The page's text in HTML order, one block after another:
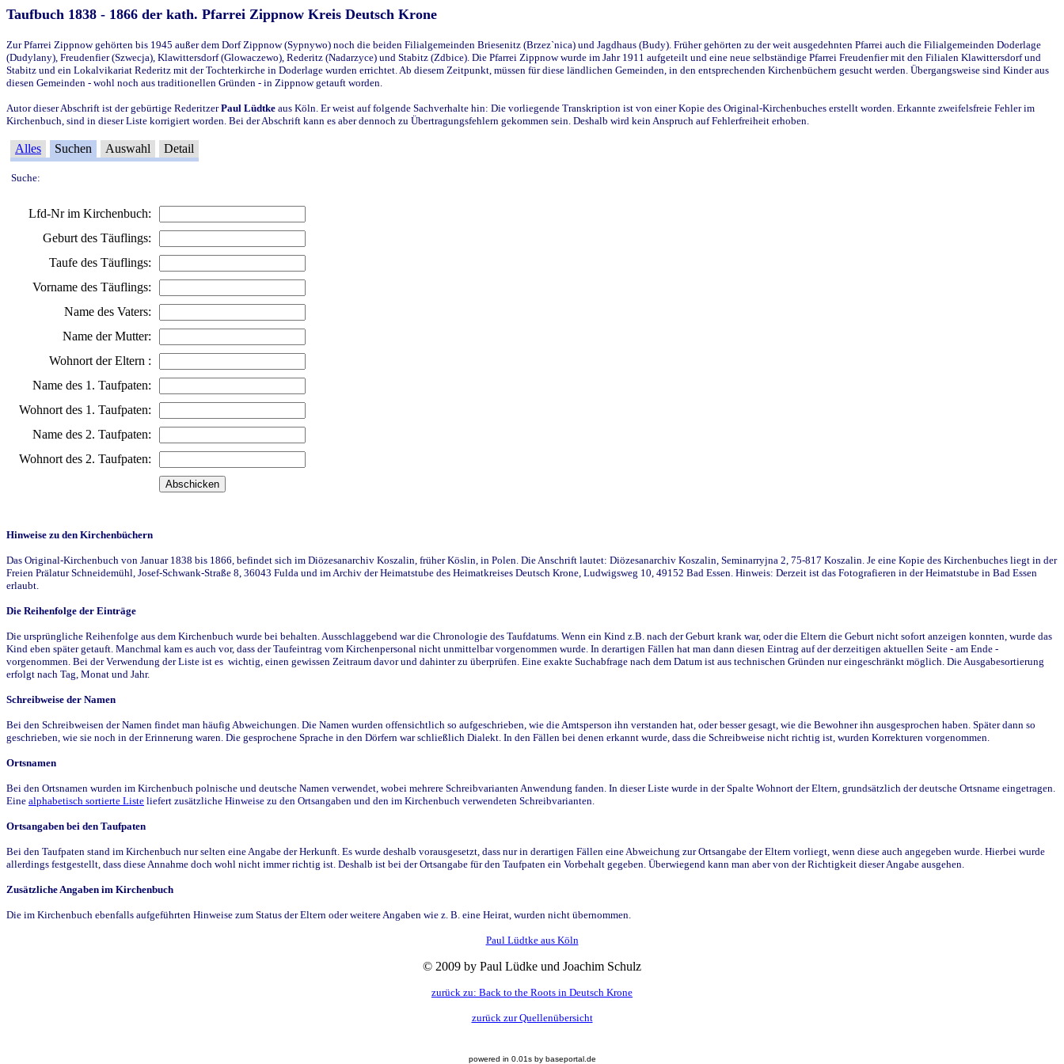
Taufbuch 1838 - 1866 der kath. Pfarrei Zippnow Kreis Deutsch Krone
Zur Pfarrei Zippnow gehörten bis 1945 außer dem Dorf Zippnow (Sypnywo) noch die beiden Filialgemeinden Briesenitz (Brzez`nica) und Jagdhaus (Budy). Früher gehörten zu der weit ausgedehnten Pfarrei auch die Filialgemeinden Doderlage
(Dudylany), Freudenfier (Szwecja), Klawittersdorf (Glowaczewo), Rederitz (Nadarzyce) und Stabitz (Zdbice). Die Pfarrei Zippnow wurde im Jahr 1911 aufgeteilt und eine neue selbständige Pfarrei Freudenfier mit den Filialen Klawittersdorf und
Stabitz und ein Lokalvikariat Rederitz mit der Tochterkirche in Doderlage wurden errichtet. Ab diesem Zeitpunkt, müssen für diese ländlichen Gemeinden, in den entsprechenden Kirchenbüchern gesucht werden. Übergangsweise sind Kinder aus
diesen Gemeinden - wohl noch aus traditionellen Gründen - in Zippnow getauft worden.
Autor dieser Abschrift ist der gebürtige RederitzerPaul Lüdtke aus Köln. Er weist auf folgende Sachverhalte hin: Die vorliegende Transkription ist von einer Kopie des Original-Kirchenbuches erstellt worden. Erkannte zweifelsfreie Fehler im
Kirchenbuch, sind in dieser Liste korrigiert worden. Bei der Abschrift kann es aber dennoch zu Übertragungsfehlern gekommen sein. Deshalb wird kein Anspruch auf Fehlerfreiheit erhoben.
Alles Suchen Auswahl Detail
Suche:
Lfd-Nr im Kirchenbuch:
Geburt des Täuflings:
Taufe des Täuflings:
Vorname des Täuflings:
Name des Vaters:
Name der Mutter:
Wohnort der Eltern :
Name des 1. Taufpaten:
Wohnort des 1. Taufpaten:
Name des 2. Taufpaten:
Wohnort des 2. Taufpaten:
Hinweise zu den Kirchenbüchern
Das Original-Kirchenbuch von Januar 1838 bis 1866, befindet sich im Diözesanarchiv Koszalin, früher Köslin, in Polen. Die Anschrift lautet: Diözesanarchiv Koszalin, Seminarryjna 2, 75-817 Koszalin. Je eine Kopie des Kirchenbuches liegt in der
Freien Prälatur Schneidemühl, Josef-Schwank-Straße 8, 36043 Fulda und im Archiv der Heimatstube des Heimatkreises Deutsch Krone, Ludwigsweg 10, 49152 Bad Essen. Hinweis: Derzeit ist das Fotografieren in der Heimatstube in Bad Essen
erlaubt.
Die Reihenfolge der Einträge
Die ursprüngliche Reihenfolge aus dem Kirchenbuch wurde bei behalten. Ausschlaggebend war die Chronologie des Taufdatums. Wenn ein Kind z.B. nach der Geburt krank war, oder die Eltern die Geburt nicht sofort anzeigen konnten, wurde das
Kind eben später getauft. Manchmal kam es auch vor, dass der Taufeintrag vom Kirchenpersonal nicht unmittelbar vorgenommen wurde. In derartigen Fällen hat man dann diesen Eintrag auf der derzeitigen aktuellen Seite - am Ende -
vorgenommen. Bei der Verwendung der Liste ist es wichtig, einen gewissen Zeitraum davor und dahinter zu überprüfen. Eine exakte Suchabfrage nach dem Datum ist aus technischen Gründen nur eingeschränkt möglich. Die Ausgabesortierung
erfolgt nach Tag, Monat und Jahr.
Schreibweise der Namen
Bei den Schreibweisen der Namen findet man häufig Abweichungen. Die Namen wurden offensichtlich so aufgeschrieben, wie die Amtsperson ihn verstanden hat, oder besser gesagt, wie die Bewohner ihn ausgesprochen haben. Später dann so
geschrieben, wie sie noch in der Erinnerung waren. Die gesprochene Sprache in den Dörfern war schließlich Dialekt. In den Fällen bei denen erkannt wurde, dass die Schreibweise nicht richtig ist, wurden Korrekturen vorgenommen.
Ortsnamen
Bei den Ortsnamen wurden im Kirchenbuch polnische und deutsche Namen verwendet, wobei mehrere Schreibvarianten Anwendung fanden. In dieser Liste wurde in der Spalte Wohnort der Eltern, grundsätzlich der deutsche Ortsname eingetragen.
Eine alphabetisch sortierte Liste liefert zusätzliche Hinweise zu den Ortsangaben und den im Kirchenbuch verwendeten Schreibvarianten.
Ortsangaben bei den Taufpaten
Bei den Taufpaten stand im Kirchenbuch nur selten eine Angabe der Herkunft. Es wurde deshalb vorausgesetzt, dass nur in derartigen Fällen eine Abweichung zur Ortsangabe der Eltern vorliegt, wenn diese auch angegeben wurde. Hierbei wurde
allerdings festgestellt, dass diese Annahme doch wohl nicht immer richtig ist. Deshalb ist bei der Ortsangabe für den Taufpaten ein Vorbehalt gegeben. Überwiegend kann man aber von der Richtigkeit dieser Angabe ausgehen.
Zusätzliche Angaben im Kirchenbuch
Die im Kirchenbuch ebenfalls aufgeführten Hinweise zum Status der Eltern oder weitere Angaben wie z. B. eine Heirat, wurden nicht übernommen.
Paul Lüdtke aus Köln
© 2009 by Paul Lüdke und Joachim Schulz
zurück zu: Back to the Roots in Deutsch Krone
zurück zur Quellenübersicht
powered in 0.01s by baseportal.de